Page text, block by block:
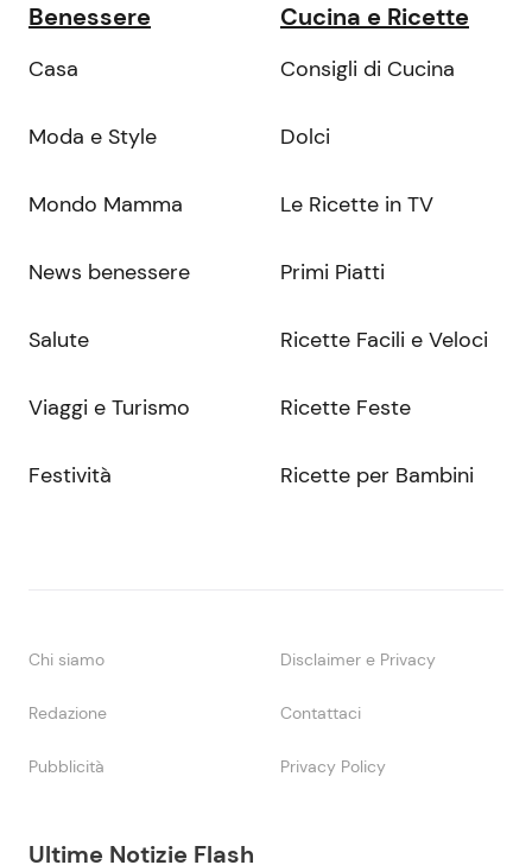
Ultime Notizie Flash
Benessere
Casa
Moda e Style
Mondo Mamma
News benessere
Salute
Viaggi e Turismo
Festività
Cucina e Ricette
Consigli di Cucina
Dolci
Le Ricette in TV
Primi Piatti
Ricette Facili e Veloci
Ricette Feste
Ricette per Bambini
Chi siamo Disclaimer e Privacy
Redazione Contattaci
Pubblicità Privacy Policy